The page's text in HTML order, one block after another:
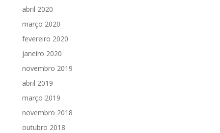
abril 2020
março 2020
fevereiro 2020
janeiro 2020
novembro 2019
abril 2019
março 2019
novembro 2018
outubro 2018